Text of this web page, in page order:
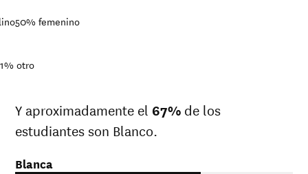
50% femenino
otro
Y aproximadamente el 67% de los
estudiantes son Blanco.
Blanca